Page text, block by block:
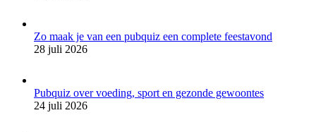
Zo maak je van een pubquiz een complete feestavond
28 juli 2026
Pubquiz over voeding, sport en gezonde gewoontes
24 juli 2026